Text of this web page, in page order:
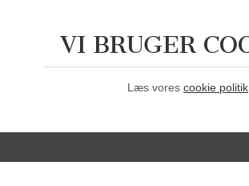
VI BRUGER
Læs vores cookie politik